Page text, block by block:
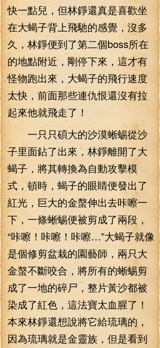
快一點兒，但林錚還真是喜歡坐
在大蝎子背上飛馳的感覺，沒多
久，林錚便到了第二個boss所在
的地點附近，剛停下來，這才有
怪物跑出來，大蝎子的飛行速度
太快，前面那些連仇恨還沒有拉
起來他就飛走了！
一只只碩大的沙漠蜥蜴從沙
子里面鉆了出來，林錚離開了大
蝎子，將其轉換為自動攻擊模
式，頓時，蝎子的眼睛便發出了
紅光，巨大的金螯伸出去咔嚓一
下，一條蜥蜴便被剪成了兩段，
“咔嚓！咔嚓！咔嚓…”大蝎子就像
是個修剪盆栽的園藝師，兩只大
金螯不斷咬合，將所有的蜥蜴剪
成了一地的碎尸，整片黃沙都被
染成了紅色，這法寶太血腥了！
本來林錚還想說將它給琉璃的，
因為琉璃就是金靈族，但是看到